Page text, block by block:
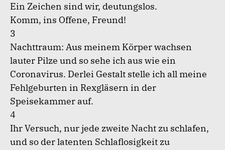
Ein Zeichen sind wir, deutungslos.
Komm, ins Offene, Freund!
3
Nachttraum: Aus meinem Körper wachsen
lauter Pilze und so sehe ich aus wie ein
Coronavirus. Derlei Gestalt stelle ich all meine
Fehlgeburten in Rexgläsern in der
Speisekammer auf.
4
Ihr Versuch, nur jede zweite Nacht zu schlafen,
und so der latenten Schlaflosigkeit zu